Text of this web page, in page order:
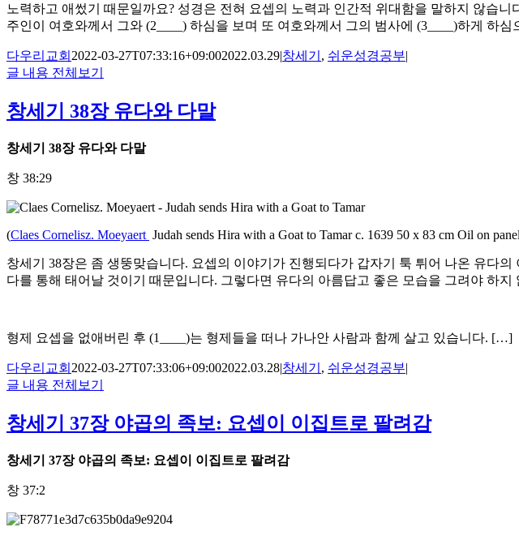
노력하고 애썼기 때문일까요? 성경은 전혀 요셉의 노력과 인간적 위대함을 말하지 않습
주인이 여호와께서 그와 (2____) 하심을 보며 또 여호와께서 그의 범사에 (3____)하게
다우리교회 2022-03-27T07:33:16+09:002022.03.29|창세기 , 쉬운성경공부|
글 내용 전체보기
창세기 38장 유다와 다말
창세기 38장 유다와 다말
창 38:29
(Claes Cornelisz. Moeyaert Judah sends Hira with a Goat to Tamar c. 1639 50 x 83 cm Oil on panel
창세기 38장은 좀 생뚱맞습니다. 요셉의 이야기가 진행되다가 갑자기 툭 튀어 나온 유다
다를 통해 태어날 것이기 때문입니다. 그렇다면 유다의 아름답고 좋은 모습을 그려야 하
형제 요셉을 없애버린 후 (1____)는 형제들을 떠나 가나안 사람과 함께 살고 있습니다. […]
다우리교회 2022-03-27T07:33:06+09:002022.03.28|창세기 , 쉬운성경공부|
글 내용 전체보기
창세기 37장 야곱의 족보: 요셉이 이집트로 팔려감
창세기 37장 야곱의 족보: 요셉이 이집트로 팔려감
창 37:2